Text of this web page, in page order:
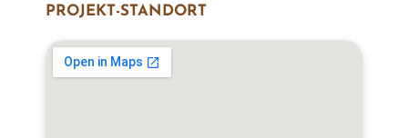
Gehrden
PROJEKT-STANDORT